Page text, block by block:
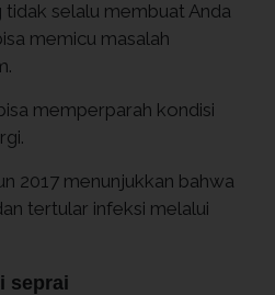
selalu membuat Anda
memicu masalah
memperparah kondisi
2017 menunjukkan bahwa
tertular infeksi melalui
seprai